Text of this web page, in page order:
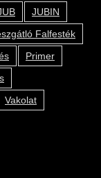
JUBIN
Falfesték
Primer
Vakolat